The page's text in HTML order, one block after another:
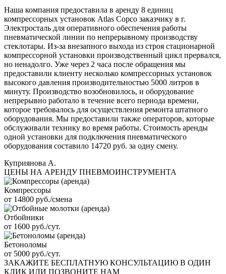
Наша компания предоставила в аренду 8 единиц
компрессорных установок Atlas Copco заказчику в г.
Электросталь для оперативного обеспечения работы
пневматической линии по непрерывному производству
стеклотары. Из-за внезапного выхода из строя стационарной
компрессорной установки производственный цикл прервался,
но ненадолго. Уже через 2 часа после обращения мы
предоставили клиенту несколько компрессорных установок
высокого давления производительностью 5000 литров в
минуту. Производство возобновилось, и оборудование
непрерывно работало в течение всего периода времени,
которое требовалось для осуществления ремонта штатного
оборудования. Мы предоставили также операторов, которые
обслуживали технику во время работы. Стоимость аренды
одной установки для подключения пневматического
оборудования составило 14720 руб. за одну смену.
Куприянова А.
ЦЕНЫ НА АРЕНДУ ПНЕВМОИНСТРУМЕНТА
Компрессоры
от 14800 руб./смена
Отбойники
от 1600 руб./сут.
Бетоноломы
от 5000 руб./сут.
ЗАКАЖИТЕ БЕСПЛАТНУЮ КОНСУЛЬТАЦИЮ В ОДИН
КЛИК ИЛИ ПОЗВОНИТЕ НАМ